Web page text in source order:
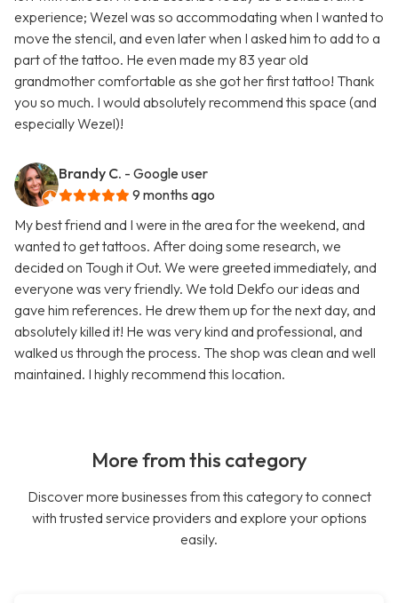
experience; Wezel was so accommodating when I wanted to
move the stencil, and even later when I asked him to add to a
part of the tattoo. He even made my 83 year old
grandmother comfortable as she got her first tattoo! Thank
you so much. I would absolutely recommend this space (and
especially Wezel)!
Brandy C. - Google user
9 months ago
My best friend and I were in the area for the weekend, and
wanted to get tattoos. After doing some research, we
decided on Tough it Out. We were greeted immediately, and
everyone was very friendly. We told Dekfo our ideas and
gave him references. He drew them up for the next day, and
absolutely killed it! He was very kind and professional, and
walked us through the process. The shop was clean and well
maintained. I highly recommend this location.
More from this category
Discover more businesses from this category to connect
with trusted service providers and explore your options
easily.